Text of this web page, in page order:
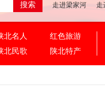
搜索 走进梁家河
北名人
红色旅游
北民歌
陕北特产